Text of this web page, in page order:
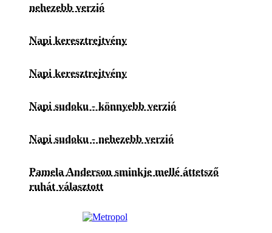
nehezebb verzió
Napi keresztrejtvény
Napi keresztrejtvény
Napi sudoku - könnyebb verzió
Napi sudoku - nehezebb verzió
Pamela Anderson sminkje mellé áttetsző
ruhát választott